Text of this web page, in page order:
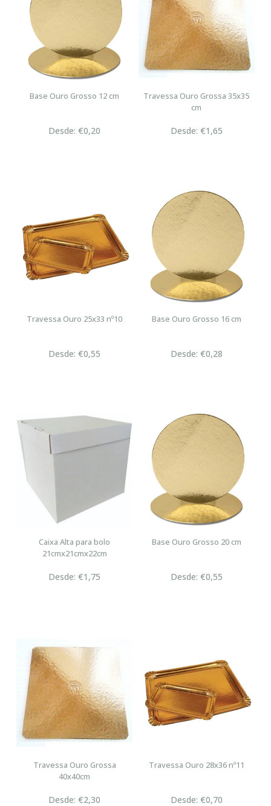
Base Ouro Grosso 12 cm
Desde: €0,20
Travessa Ouro Grossa 35x35
cm
Desde: €1,65
Travessa Ouro 25x33 nº10
Desde: €0,55
Base Ouro Grosso 16 cm
Desde: €0,28
Caixa Alta para bolo
21cmx21cmx22cm
Desde: €1,75
Base Ouro Grosso 20 cm
Desde: €0,55
Travessa Ouro Grossa
40x40cm
Desde: €2,30
Travessa Ouro 28x36 nº11
Desde: €0,70